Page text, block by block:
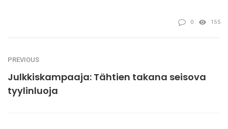
0 155
PREVIOUS
Julkkiskampaaja: Tähtien takana seisova
tyylinluoja